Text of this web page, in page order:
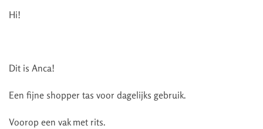
Hi!
Dit is Anca!
Een fijne shopper tas voor dagelijks gebruik.
Voorop een vak met rits.